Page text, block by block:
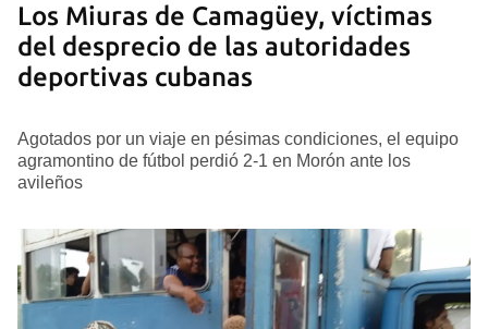
Los Miuras de Camagüey, víctimas
del desprecio de las autoridades
deportivas cubanas
Agotados por un viaje en pésimas condiciones, el equipo
agramontino de fútbol perdió 2-1 en Morón ante los
avileños